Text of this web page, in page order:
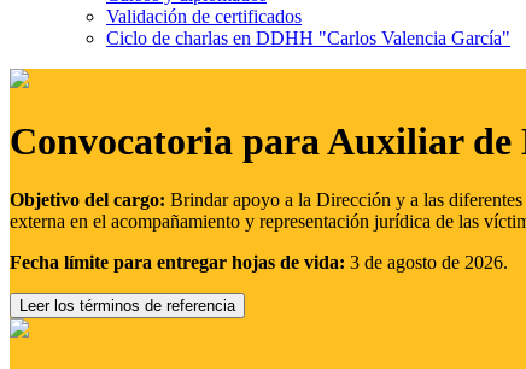
Validación de certificados
Ciclo de charlas en DDHH "Carlos Valencia García"
Convocatoria para Auxiliar
Objetivo del cargo: Brindar apoyo a la Dirección y a las
externa en el acompañamiento y representación jurídica de las
Fecha límite para entregar hojas de vida: 3 de agosto de 2026.
Leer los términos de referencia